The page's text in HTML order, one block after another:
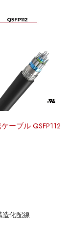
ーブル QSFP112
造化配線